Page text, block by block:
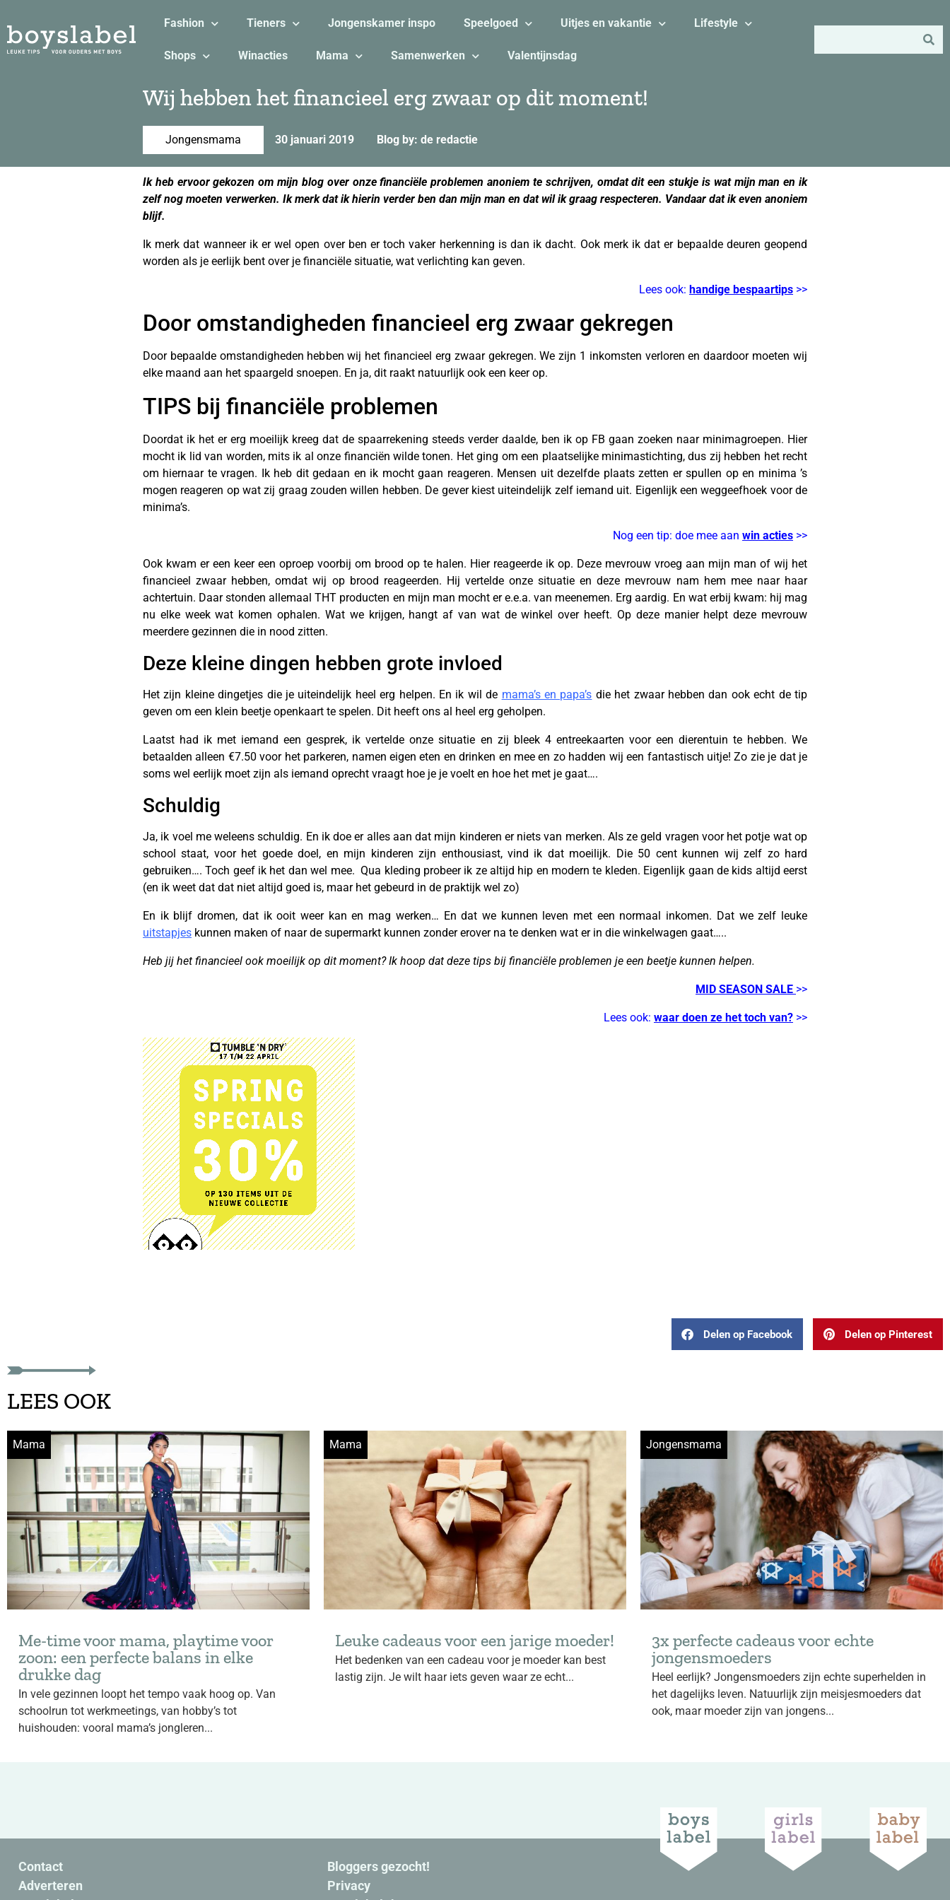
Fashion Tieners Jongenskamer inspo Speelgoed Uitjes en vakantie Lifestyle
Shops Winacties Mama Samenwerken Valentijnsdag
Wij hebben het financieel erg zwaar op dit moment!
Jongensmama 30 januari 2019 Blog by: de redactie
Ik heb ervoor gekozen om mijn blog over onze financiële problemen anoniem te schrijven, omdat dit een stukje is wat mijn man en ik
zelf nog moeten verwerken. Ik merk dat ik hierin verder ben dan mijn man en dat wil ik graag respecteren. Vandaar dat ik even anoniem
blijf.
Ik merk dat wanneer ik er wel open over ben er toch vaker herkenning is dan ik dacht. Ook merk ik dat er bepaalde deuren geopend
worden als je eerlijk bent over je financiële situatie, wat verlichting kan geven.
Lees ook: handige bespaartips >>
Door omstandigheden financieel erg zwaar gekregen
Door bepaalde omstandigheden hebben wij het financieel erg zwaar gekregen. We zijn 1 inkomsten verloren en daardoor moeten wij
elke maand aan het spaargeld snoepen. En ja, dit raakt natuurlijk ook een keer op.
TIPS bij financiële problemen
Doordat ik het er erg moeilijk kreeg dat de spaarrekening steeds verder daalde, ben ik op FB gaan zoeken naar minimagroepen. Hier
mocht ik lid van worden, mits ik al onze financiën wilde tonen. Het ging om een plaatselijke minimastichting, dus zij hebben het recht
om hiernaar te vragen. Ik heb dit gedaan en ik mocht gaan reageren. Mensen uit dezelfde plaats zetten er spullen op en minima ’s
mogen reageren op wat zij graag zouden willen hebben. De gever kiest uiteindelijk zelf iemand uit. Eigenlijk een weggeefhoek voor de
minima’s.
Nog een tip: doe mee aan win acties >>
Ook kwam er een keer een oproep voorbij om brood op te halen. Hier reageerde ik op. Deze mevrouw vroeg aan mijn man of wij het
financieel zwaar hebben, omdat wij op brood reageerden. Hij vertelde onze situatie en deze mevrouw nam hem mee naar haar
achtertuin. Daar stonden allemaal THT producten en mijn man mocht er e.e.a. van meenemen. Erg aardig. En wat erbij kwam: hij mag
nu elke week wat komen ophalen. Wat we krijgen, hangt af van wat de winkel over heeft. Op deze manier helpt deze mevrouw
meerdere gezinnen die in nood zitten.
Deze kleine dingen hebben grote invloed
Het zijn kleine dingetjes die je uiteindelijk heel erg helpen. En ik wil de mama’s en papa’s die het zwaar hebben dan ook echt de tip
geven om een klein beetje openkaart te spelen. Dit heeft ons al heel erg geholpen.
Laatst had ik met iemand een gesprek, ik vertelde onze situatie en zij bleek 4 entreekaarten voor een dierentuin te hebben. We
betaalden alleen €7.50 voor het parkeren, namen eigen eten en drinken en mee en zo hadden wij een fantastisch uitje! Zo zie je dat je
soms wel eerlijk moet zijn als iemand oprecht vraagt hoe je je voelt en hoe het met je gaat….
Schuldig
Ja, ik voel me weleens schuldig. En ik doe er alles aan dat mijn kinderen er niets van merken. Als ze geld vragen voor het potje wat op
school staat, voor het goede doel, en mijn kinderen zijn enthousiast, vind ik dat moeilijk. Die 50 cent kunnen wij zelf zo hard
gebruiken…. Toch geef ik het dan wel mee. Qua kleding probeer ik ze altijd hip en modern te kleden. Eigenlijk gaan de kids altijd eerst
(en ik weet dat dat niet altijd goed is, maar het gebeurd in de praktijk wel zo)
En ik blijf dromen, dat ik ooit weer kan en mag werken… En dat we kunnen leven met een normaal inkomen. Dat we zelf leuke
uitstapjes kunnen maken of naar de supermarkt kunnen zonder erover na te denken wat er in die winkelwagen gaat…..
Heb jij het financieel ook moeilijk op dit moment? Ik hoop dat deze tips bij financiële problemen je een beetje kunnen helpen.
MID SEASON SALE >>
Lees ook: waar doen ze het toch van? >>
Delen op Facebook Delen op Pinterest
LEES OOK
Mama
Me-time voor mama, playtime voor
zoon: een perfecte balans in elke
drukke dag
In vele gezinnen loopt het tempo vaak hoog op. Van
schoolrun tot werkmeetings, van hobby’s tot
huishouden: vooral mama’s jongleren...
Mama
Leuke cadeaus voor een jarige moeder!
Het bedenken van een cadeau voor je moeder kan best
lastig zijn. Je wilt haar iets geven waar ze echt...
Jongensmama
3x perfecte cadeaus voor echte
jongensmoeders
Heel eerlijk? Jongensmoeders zijn echte superhelden in
het dagelijks leven. Natuurlijk zijn meisjesmoeders dat
ook, maar moeder zijn van jongens...
Contact
Adverteren
Bloggers gezocht!
Privacy